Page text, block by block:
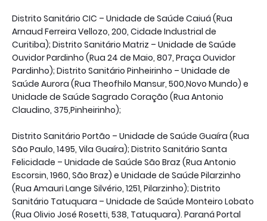
Distrito Sanitário CIC – Unidade de Saúde Caiuá (Rua
Arnaud Ferreira Vellozo, 200, Cidade Industrial de
Curitiba); Distrito Sanitário Matriz – Unidade de Saúde
Ouvidor Pardinho (Rua 24 de Maio, 807, Praça Ouvidor
Pardinho); Distrito Sanitário Pinheirinho – Unidade de
Saúde Aurora (Rua Theofhilo Mansur, 500,Novo Mundo) e
Unidade de Saúde Sagrado Coração (Rua Antonio
Claudino, 375,Pinheirinho);
Distrito Sanitário Portão – Unidade de Saúde Guaíra (Rua
São Paulo, 1495, Vila Guaíra); Distrito Sanitário Santa
Felicidade – Unidade de Saúde São Braz (Rua Antonio
Escorsin, 1960, São Braz) e Unidade de Saúde Pilarzinho
(Rua Amauri Lange Silvério, 1251, Pilarzinho); Distrito
Sanitário Tatuquara – Unidade de Saúde Monteiro Lobato
(Rua Olivio José Rosetti, 538, Tatuquara). Paraná Portal